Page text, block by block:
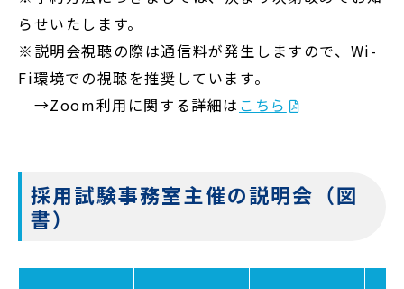
らせいたします。
※説明会視聴の際は通信料が発生しますので、Wi-
Fi環境での視聴を推奨しています。
→Zoom利用に関する詳細は こちら
採用試験事務室主催の説明会（図
書）